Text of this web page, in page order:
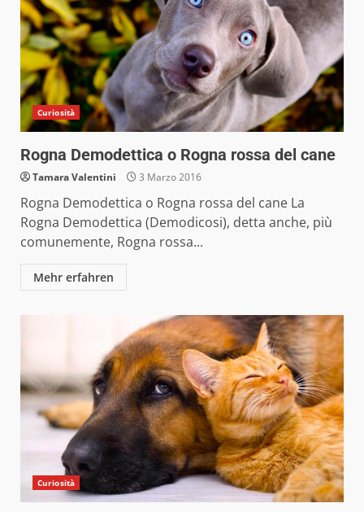
Curiosità
Rogna Demodettica o Rogna rossa del cane
Tamara Valentini 3 Marzo 2016
Rogna Demodettica o Rogna rossa del cane La
Rogna Demodettica (Demodicosi), detta anche, più
comunemente, Rogna rossa...
Mehr erfahren
Curiosità